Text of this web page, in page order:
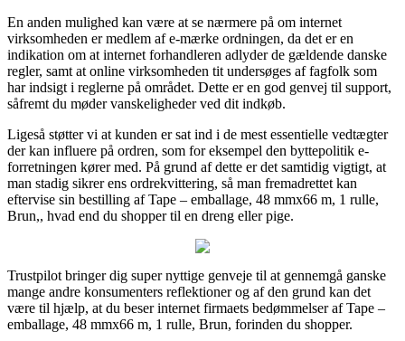
En anden mulighed kan være at se nærmere på om internet
virksomheden er medlem af e-mærke ordningen, da det er en
indikation om at internet forhandleren adlyder de gældende danske
regler, samt at online virksomheden tit undersøges af fagfolk som
har indsigt i reglerne på området. Dette er en god genvej til support,
såfremt du møder vanskeligheder ved dit indkøb.
Ligeså støtter vi at kunden er sat ind i de mest essentielle vedtægter
der kan influere på ordren, som for eksempel den byttepolitik e-
forretningen kører med. På grund af dette er det samtidig vigtigt, at
man stadig sikrer ens ordrekvittering, så man fremadrettet kan
eftervise sin bestilling af Tape – emballage, 48 mmx66 m, 1 rulle,
Brun,, hvad end du shopper til en dreng eller pige.
Trustpilot bringer dig super nyttige genveje til at gennemgå ganske
mange andre konsumenters reflektioner og af den grund kan det
være til hjælp, at du beser internet firmaets bedømmelser af Tape –
emballage, 48 mmx66 m, 1 rulle, Brun, forinden du shopper.